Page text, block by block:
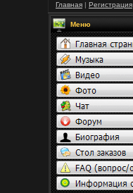
Главная | Регистрация
Меню